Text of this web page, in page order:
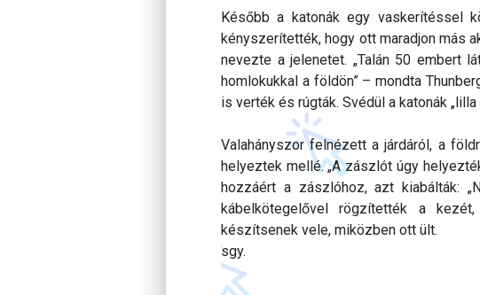
Később a katonák egy vaskerítéssel
kényszerítették, hogy ott maradjon más
nevezte a jelenetet. „Talán 50 embert
homlokukkal a földön” – mondta
is verték és rúgták. Svédül a katonák „lilla
Valahányszor felnézett a járdáról, a
helyeztek mellé. „A zászlót úgy
hozzáért a zászlóhoz, azt kiabálták:
kábelkötegelővel rögzítették a
készítsenek vele, miközben ott ült.
sgy.